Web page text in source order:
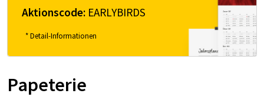
Aktionscode: EARLYBIRDS
* Detail-Informationen
Papeterie